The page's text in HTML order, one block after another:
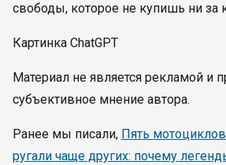
свободы, которое не купишь ни за
Картинка ChatGPT
Материал не является рекламой и
субъективное мнение автора.
Ранее мы писали, Пять
ругали чаще других: почему